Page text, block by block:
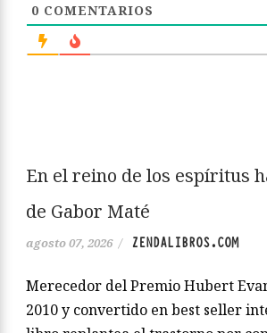
0 COMENTARIOS
En el reino de los espíritus
de Gabor Maté
agosto 07, 2026 / ZENDALIBROS.COM
Merecedor del Premio Hubert
2010 y convertido en best seller